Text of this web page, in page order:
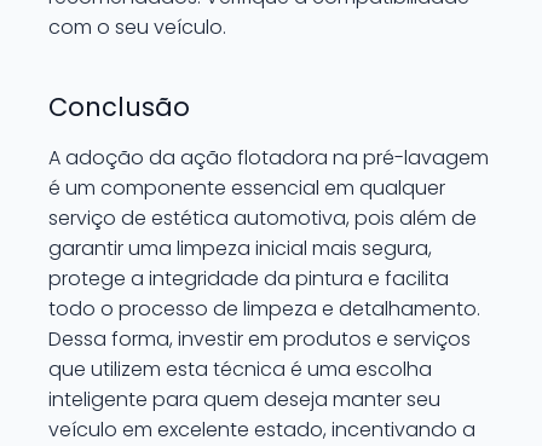
com o seu veículo.
Conclusão
A adoção da ação flotadora na pré-lavagem
é um componente essencial em qualquer
serviço de estética automotiva, pois além de
garantir uma limpeza inicial mais segura,
protege a integridade da pintura e facilita
todo o processo de limpeza e detalhamento.
Dessa forma, investir em produtos e serviços
que utilizem esta técnica é uma escolha
inteligente para quem deseja manter seu
veículo em excelente estado, incentivando a